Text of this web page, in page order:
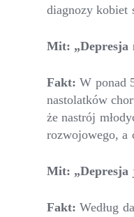
diagnozy kobiet
Mit: „Depresja
Fakt: W ponad
nastolatków
że nastrój
rozwojowego, a
Mit: „Depresja
Fakt: Według